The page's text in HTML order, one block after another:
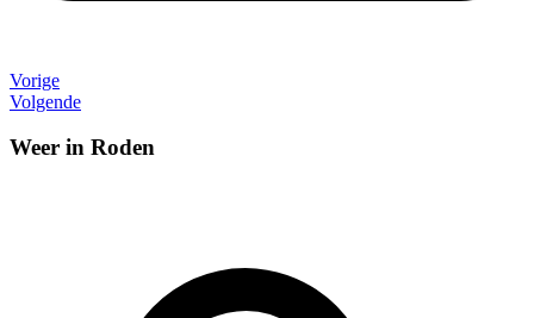
Vorige
Volgende
Weer in Roden